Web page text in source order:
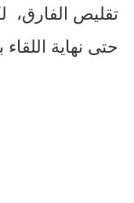
تقليص الفارق،
حتى نهاية